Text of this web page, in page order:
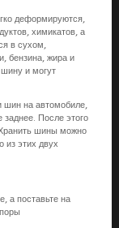
деформируются,
химикатов, а
в сухом,
бензина, жира и
и могут
шин на автомобиле,
После этого
шины можно
из этих двух
а поставьте на